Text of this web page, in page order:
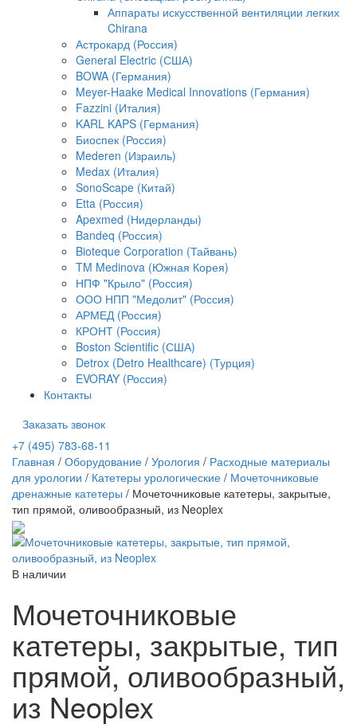
Аппараты искусственной вентиляции легких
Chirana
Астрокард (Россия)
General Electric (США)
BOWA (Германия)
Meyer-Haake Medical Innovations (Германия)
Fazzini (Италия)
KARL KAPS (Германия)
Биоспек (Россия)
Mederen (Израиль)
Medax (Италия)
SonoScape (Китай)
Etta (Россия)
Apexmed (Нидерланды)
Bandeq (Россия)
Bioteque Corporation (Тайвань)
TM Medinova (Южная Корея)
НПФ "Крыло" (Россия)
ООО НПП "Медолит" (Россия)
АРМЕД (Россия)
КРОНТ (Россия)
Boston Scientific (США)
Detrox (Detro Healthcare) (Турция)
EVORAY (Россия)
Контакты
Заказать звонок
+7 (495) 783-68-11
Главная / Оборудование / Урология / Расходные материалы
для урологии / Катетеры урологические / Мочеточниковые
дренажные катетеры / Мочеточниковые катетеры, закрытые,
тип прямой, оливообразный, из Neoplex
В наличии
Мочеточниковые
катетеры, закрытые, тип
прямой, оливообразный,
из Neoplex